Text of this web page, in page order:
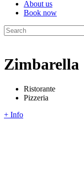
About us
Book now
Zimbarella
Ristorante
Pizzeria
+ Info